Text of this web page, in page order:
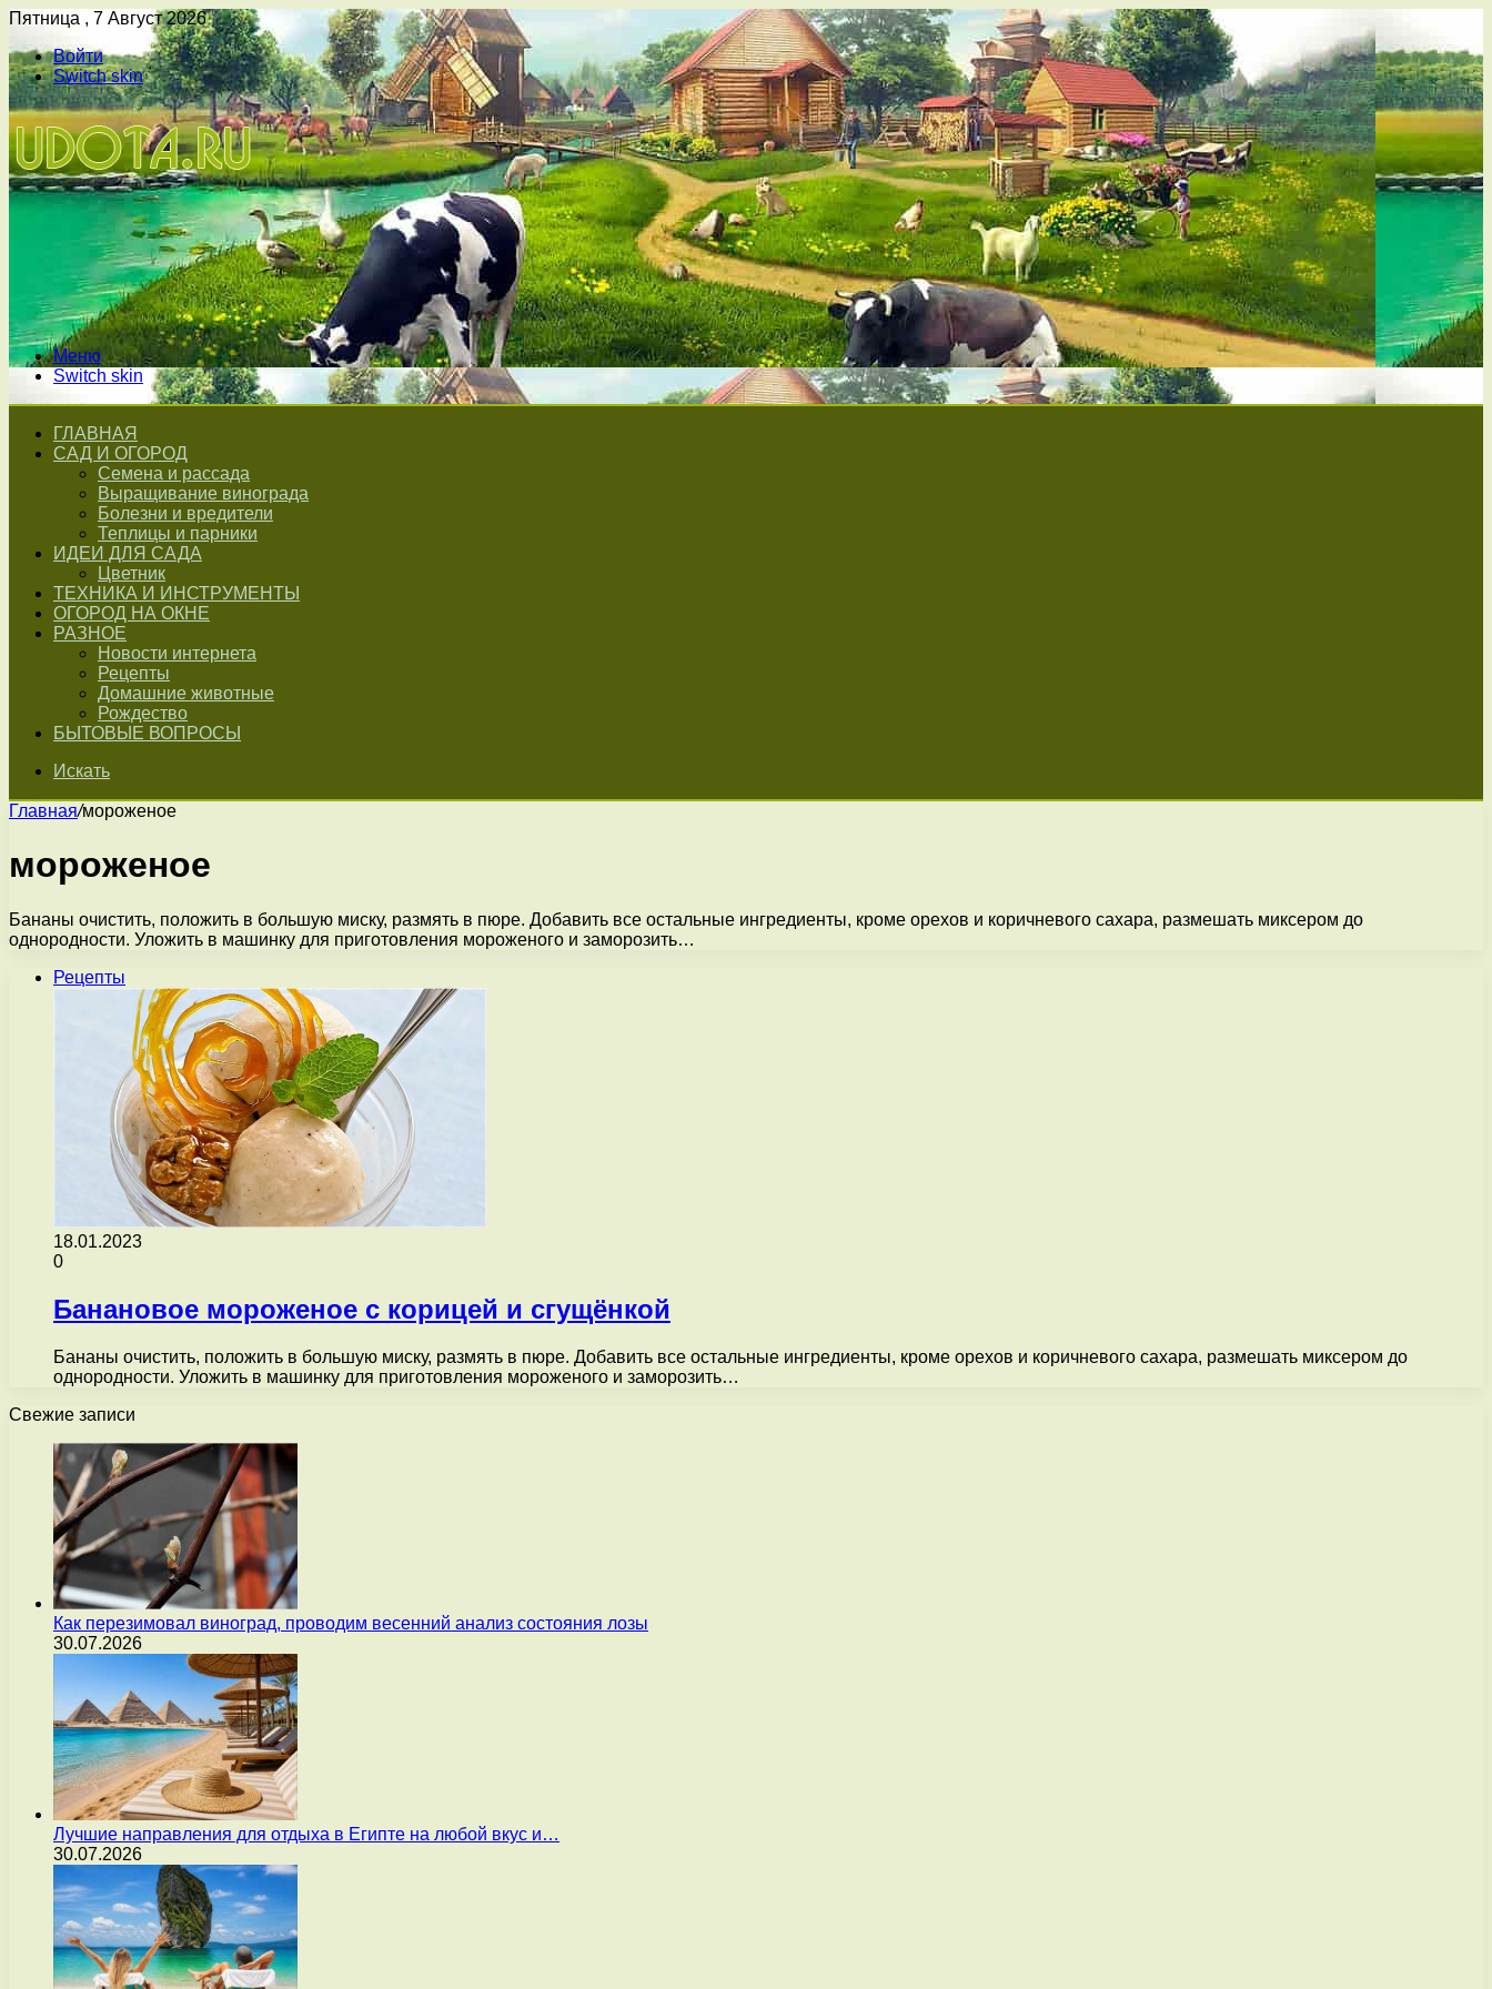
Пятница , 7 Август 2026
Войти
Switch skin
Меню
Switch skin
ГЛАВНАЯ
САД И ОГОРОД
Семена и рассада
Выращивание винограда
Болезни и вредители
Теплицы и парники
ИДЕИ ДЛЯ САДА
Цветник
ТЕХНИКА И ИНСТРУМЕНТЫ
ОГОРОД НА ОКНЕ
РАЗНОЕ
Новости интернета
Рецепты
Домашние животные
Рождество
БЫТОВЫЕ ВОПРОСЫ
Искать
Главная/мороженое
мороженое
Бананы очистить, положить в большую миску, размять в пюре. Добавить все остальные ингредиенты, кроме орехов и коричневого сахара, размешать миксером до
однородности. Уложить в машинку для приготовления мороженого и заморозить…
Рецепты
18.01.2023
0
Банановое мороженое с корицей и сгущёнкой
Бананы очистить, положить в большую миску, размять в пюре. Добавить все остальные ингредиенты, кроме орехов и коричневого сахара, размешать миксером до
однородности. Уложить в машинку для приготовления мороженого и заморозить…
Свежие записи
Как перезимовал виноград, проводим весенний анализ состояния лозы
30.07.2026
Лучшие направления для отдыха в Египте на любой вкус и…
30.07.2026